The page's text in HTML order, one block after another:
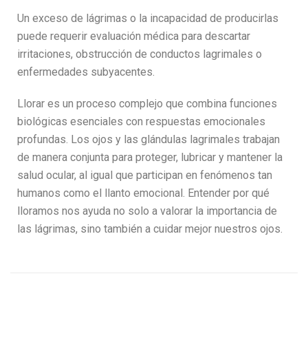
Un exceso de lágrimas o la incapacidad de producirlas
puede requerir evaluación médica para descartar
irritaciones, obstrucción de conductos lagrimales o
enfermedades subyacentes.
Llorar es un proceso complejo que combina funciones
biológicas esenciales con respuestas emocionales
profundas. Los ojos y las glándulas lagrimales trabajan
de manera conjunta para proteger, lubricar y mantener la
salud ocular, al igual que participan en fenómenos tan
humanos como el llanto emocional. Entender por qué
lloramos nos ayuda no solo a valorar la importancia de
las lágrimas, sino también a cuidar mejor nuestros ojos.